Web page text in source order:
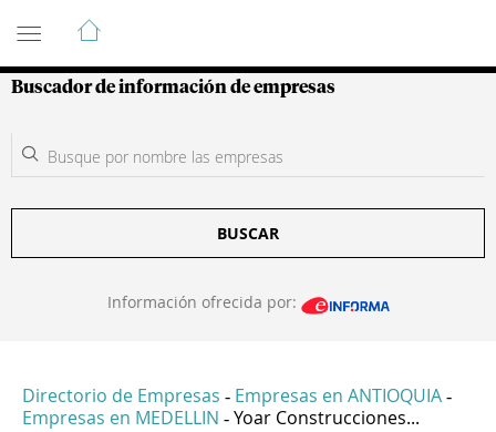
Guía de Empresas Colombianas
Buscador de información de empresas
BUSCAR
Información ofrecida por:
Directorio de Empresas - Empresas en ANTIOQUIA -
Empresas en MEDELLIN - Yoar Construcciones...